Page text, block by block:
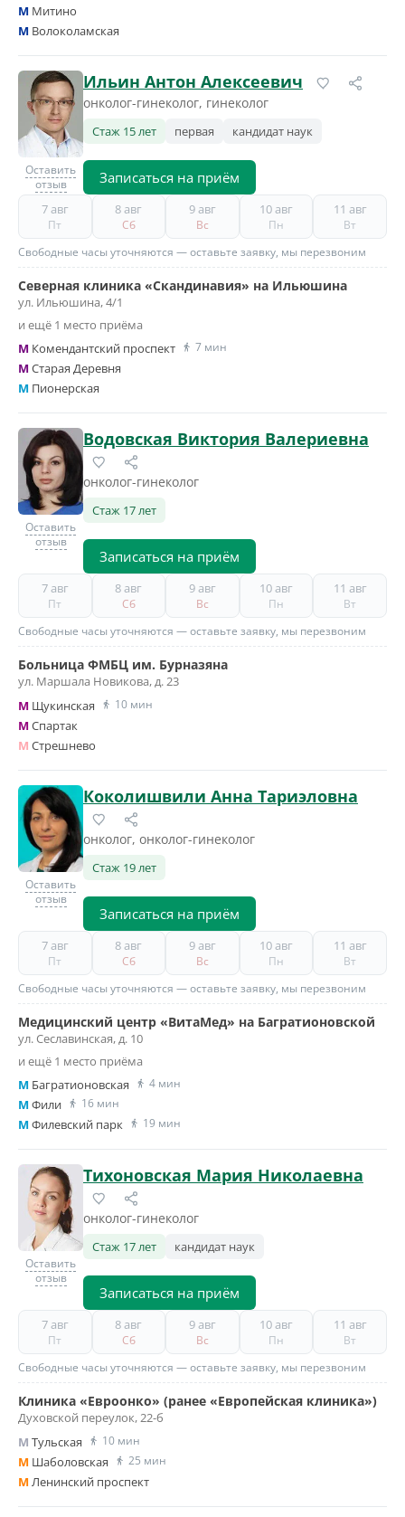
M Митино
M Волоколамская
Оставить
отзыв
Ильин Антон Алексеевич
онколог-гинеколог, гинеколог
Стаж 15 лет первая кандидат наук
Записаться на приём
7 авг
Пт
8 авг
Сб
9 авг
Вс
10 авг
Пн
11 авг
Вт
Свободные часы уточняются — оставьте заявку, мы перезвоним
Северная клиника «Скандинавия» на Ильюшина
ул. Ильюшина, 4/1
и ещё 1 место приёма
M Комендантский проспект 7 мин
MСтарая Деревня
M Пионерская
Оставить
отзыв
Водовская Виктория Валериевна
онколог-гинеколог
Стаж 17 лет
Записаться на приём
7 авг
Пт
8 авг
Сб
9 авг
Вс
10 авг
Пн
11 авг
Вт
Свободные часы уточняются — оставьте заявку, мы перезвоним
Больница ФМБЦ им. Бурназяна
ул. Маршала Новикова, д. 23
M Щукинская 10 мин
MСпартак
M Стрешнево
Оставить
отзыв
Коколишвили Анна Тариэловна
онколог, онколог-гинеколог
Стаж 19 лет
Записаться на приём
7 авг
Пт
8 авг
Сб
9 авг
Вс
10 авг
Пн
11 авг
Вт
Свободные часы уточняются — оставьте заявку, мы перезвоним
Медицинский центр «ВитаМед» на Багратионовской
ул. Сеславинская, д. 10
и ещё 1 место приёма
M Багратионовская 4 мин
MФили 16 мин
MФилевский парк 19 мин
Оставить
отзыв
Тихоновская Мария Николаевна
онколог-гинеколог
Стаж 17 лет кандидат наук
Записаться на приём
7 авг
Пт
8 авг
Сб
9 авг
Вс
10 авг
Пн
11 авг
Вт
Свободные часы уточняются — оставьте заявку, мы перезвоним
Клиника «Евроонко» (ранее «Европейская клиника»)
Духовской переулок, 22-б
M Тульская 10 мин
M Шаболовская 25 мин
MЛенинский проспект